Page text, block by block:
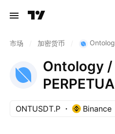
市场 加密货币
Ontology
ONTUSDT.P Binance